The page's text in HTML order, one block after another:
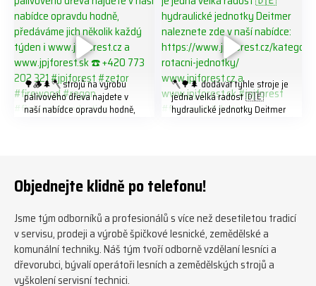
🌳🪵🌲🪓 strojů na výrobu
palivového dřeva najdete v
naší nabídce opravdu hodně,
#firewoodproduction
🪓🌳🌲 dodávat tyhle stroje je
jedna velká radost 🇩🇪
hydraulické jednotky Deitmer
#firewood #deitmer
Objednejte klidně po telefonu!
Jsme tým odborníků a profesionálů s více než desetiletou tradicí
v servisu, prodeji a výrobě špičkové lesnické, zemědělské a
komunální techniky. Náš tým tvoří odborně vzdělaní lesníci a
dřevorubci, bývalí operátoři lesních a zemědělských strojů a
vyškolení servisní technici.